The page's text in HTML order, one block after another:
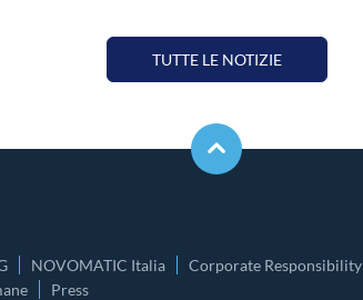
TUTTE LE NOTIZIE
NOVOMATIC Italia
Corporate Responsibility
Press